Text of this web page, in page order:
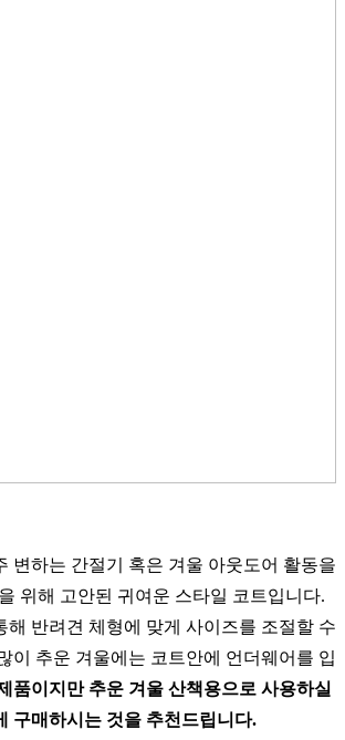
변하는 간절기 혹은 겨울 아웃도어 활동을
위해 고안된 귀여운 스타일 코트입니다.
해 반려견 체형에 맞게 사이즈를 조절할 수
이 추운 겨울에는 코트안에 언더웨어를 입
품이지만 추운 겨울 산책용으로 사용하실
구매하시는 것을 추천드립니다.